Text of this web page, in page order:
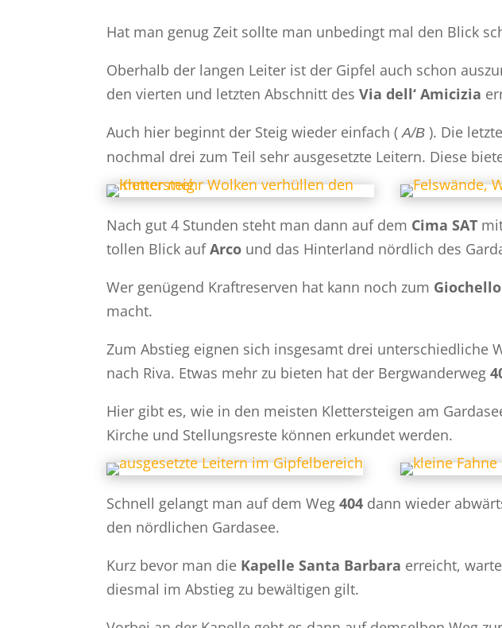
Hat man genug Zeit sollte man unbedingt mal den Blick
Oberhalb der langen Leiter ist der Gipfel auch schon
den vierten und letzten Abschnitt desVia dell‘ Amicizia
Auch hier beginnt der Steig wieder einfach (A/B ). Die
nochmal drei zum Teil sehr ausgesetzte Leitern. Diese
Nach gut 4 Stunden steht man dann auf dem Cima SAT
tollen Blick aufArco und das Hinterland nördlich des
Wer genügend Kraftreserven hat kann noch zum
macht.
Zum Abstieg eignen sich insgesamt drei unterschiedliche
nach Riva. Etwas mehr zu bieten hat der Bergwanderweg
Hier gibt es, wie in den meisten Klettersteigen am
Kirche und Stellungsreste können erkundet werden.
Schnell gelangt man auf dem Weg404 dann wieder
den nördlichen Gardasee.
Kurz bevor man die Kapelle Santa Barbara erreicht,
diesmal im Abstieg zu bewältigen gilt.